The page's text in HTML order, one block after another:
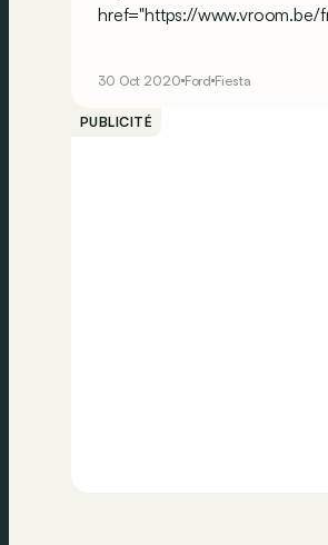
href="https://www.vroom.be/
de reprendre les mêmes
30 Oct 2020 Ford Fiesta
PUBLICITÉ